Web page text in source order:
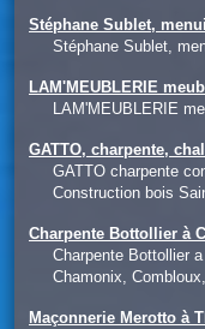
Stéphane Sublet,
Stéphane Sublet,
LAM'MEUBLERIE
LAM'MEUBLERIE
GATTO, charpente,
GATTO charpente
Construction bois
Charpente Bottollier à
Charpente Bottollier
Chamonix,
Maçonnerie Merotto à